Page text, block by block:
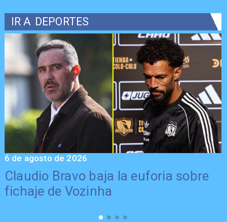
IR A DEPORTES
Claudio Bravo baja la euforia sobre
fichaje de Vozinha
6 de agosto de 2026